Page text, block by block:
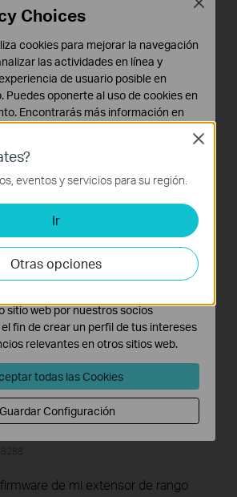
y teléfonos a una red Wi-Fi
el mail de registro de mi cuenta
contraseña
de modelo de tu dispositivo
solo un dispositivo específico no
los productos inalámbricos de TP-
views
permiso de acceso local a las
en IOS 14?
views
del extensor de alcance
de mi extensor de rango
eventos y servicios para su región.
Ir
Otras opciones
Close
Choices
cookies para mejorar la navegación
las actividades en línea y
de usuario posible en
Puedes oponerte al uso de cookies en
Encontrarás más información en
necesarias para el funcionamiento
pueden desactivarse en tu sistema.
y de Marketing
nos permiten analizar tus
sitio web con el fin de mejorar y
del mismo.
sitio web por nuestros socios
fin de crear un perfil de tus intereses
relevantes en otros sitios web.
todas las Cookies
Guardar Configuración